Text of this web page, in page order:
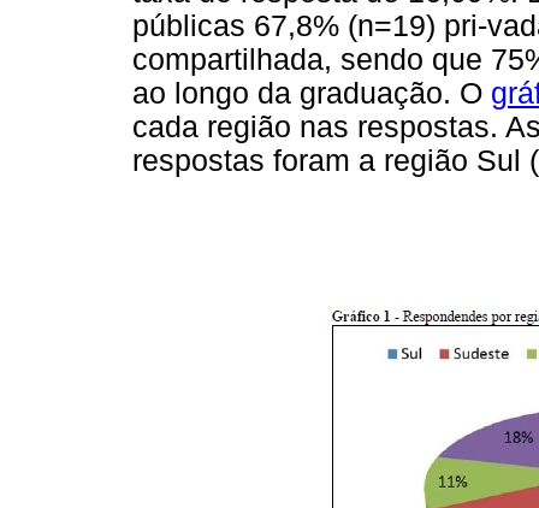
públicas 67,8% (n=19) pri-
compartilhada, sendo que
ao longo da graduação. O
cada região nas respostas.
respostas foram a região Sul